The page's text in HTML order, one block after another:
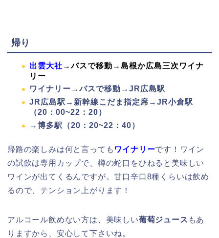
帰り
出雲大社 →バスで移動→島根か広島三次ワイナ
リー
ワイナリー→バスで移動→JR広島駅
JR広島駅→新幹線こだま指定席→JR小倉駅
（20：00~22：20）
→博多駅（20：20~22：40）
帰路の楽しみは何と言っても ワイナリーです！ワイン
の試飲は専用カップで、樽の蛇口をひねると美味しい
ワインが出てくるんですが。甘口辛口8種くらいは飲め
るので、テンション上がります！
アルコール飲めない方は、美味しい葡萄ジュース もあ
りますから、安心して下さいね。